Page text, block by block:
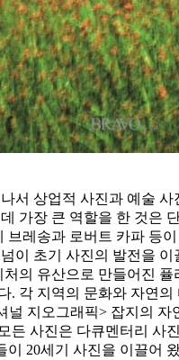
서 상업적 사진과 예술 사
가장 큰 역할을 한 것은
브레송과 로버트 카파 등
이 초기 사진의 발전을 이
의 유산으로 만들어진 퓰
. 각 지역의 문화와 자연의
널 지오그래픽> 잡지의 자
든 사진은 다큐멘터리 사
이 20세기 사진을 이끌어